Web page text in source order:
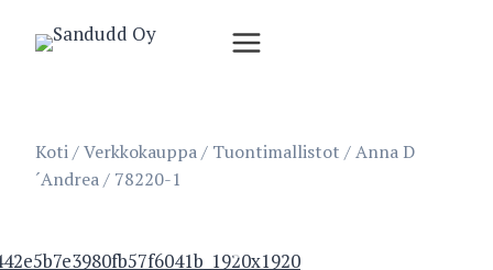
sisältöön
Koti/Verkkokauppa/ Tuontimallistot /Anna D
´Andrea/ 78220-1